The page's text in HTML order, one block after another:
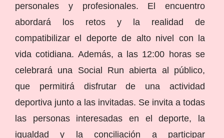
personales y profesionales. El encuentro
abordará los retos y la realidad de
compatibilizar el deporte de alto nivel con la
vida cotidiana. Además, a las 12:00 horas se
celebrará una Social Run abierta al público,
que permitirá disfrutar de una actividad
deportiva junto a las invitadas. Se invita a todas
las personas interesadas en el deporte, la
igualdad y la conciliación a participar